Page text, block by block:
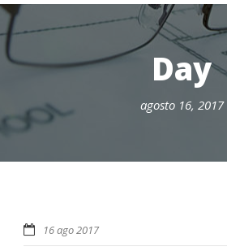
Day
agosto 16, 2017
16 ago 2017